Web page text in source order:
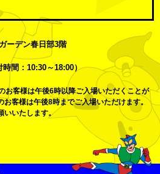
ーデン春日部3階
時間：10:30～18:00）
お客様は午後6時以降ご入場いただくことが
お客様は午後8時までご入場いただけます。
いいたします。